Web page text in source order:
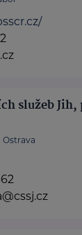
služeb Jih,
Ostrava